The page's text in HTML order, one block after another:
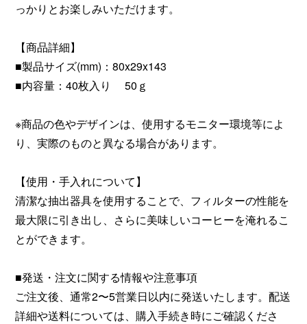
っかりとお楽しみいただけます。
【商品詳細】
■製品サイズ(mm)：80x29x143
■内容量：40枚入り 50ｇ
※商品の色やデザインは、使用するモニター環境等によ
り、実際のものと異なる場合があります。
【使用・手入れについて】
清潔な抽出器具を使用することで、フィルターの性能を
最大限に引き出し、さらに美味しいコーヒーを淹れるこ
とができます。
■発送・注文に関する情報や注意事項
ご注文後、通常2〜5営業日以内に発送いたします。配送
詳細や送料については、購入手続き時にご確認くださ